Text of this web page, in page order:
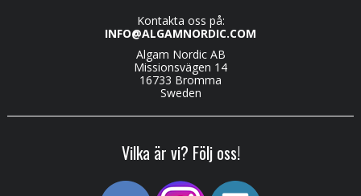
Kontakta oss på:
INFO@ALGAMNORDIC.COM
Algam Nordic AB
Missionsvägen 14
16733 Bromma
Sweden
Vilka är vi? Följ oss!